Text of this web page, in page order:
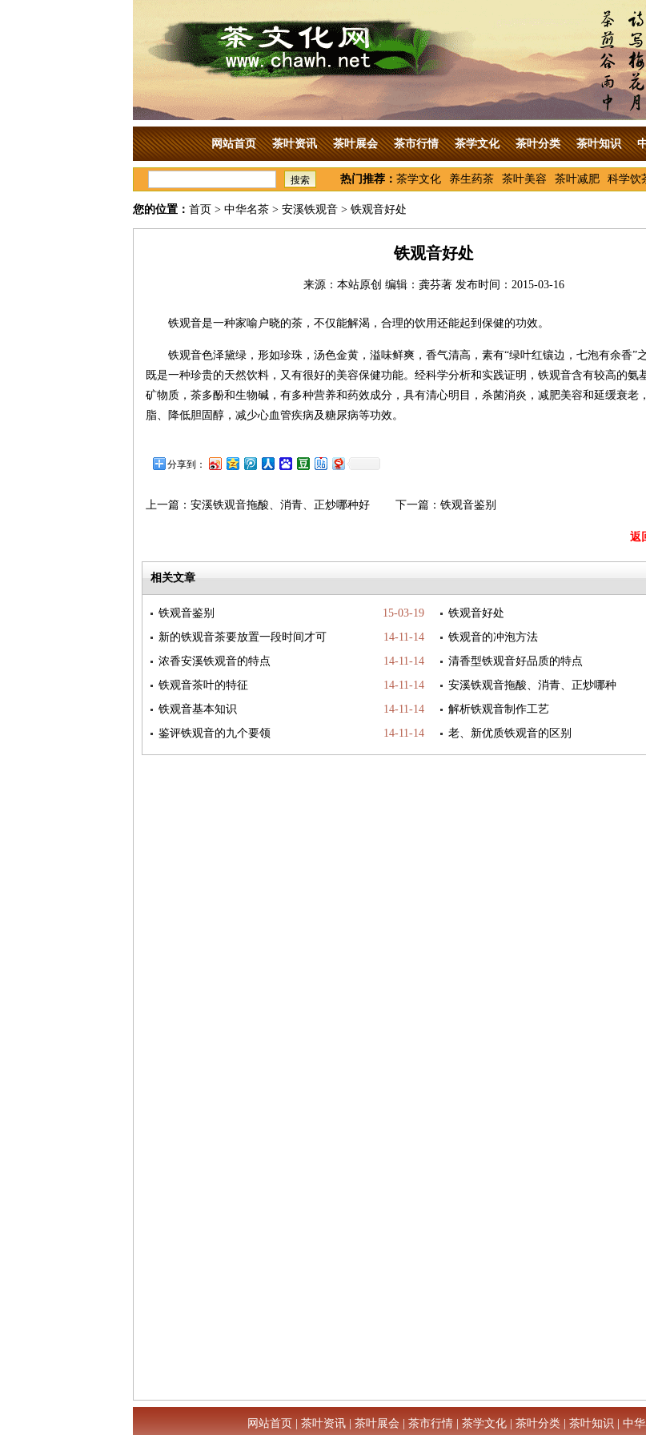
网站首页 茶叶资讯 茶叶展会 茶市行情 茶学文化 茶叶分类 茶叶知识
搜索 热门推荐： 茶学文化 养生药茶 茶叶美容 茶叶减肥 科学饮
您的位置： 首页 > 中华名茶 > 安溪铁观音 > 铁观音好处
铁观音好处
来源：本站原创 编辑：龚芬著 发布时间：2015-03-16
铁观音是一种家喻户晓的茶，不仅能解渴，合理的饮用还能起到保健的功效。
铁观音色泽黛绿，形如珍珠，汤色金黄，溢味鲜爽，香气清高，素有“绿叶红镶边，七泡有余香”
既是一种珍贵的天然饮料，又有很好的美容保健功能。经科学分析和实践证明，铁观音含有较高的氨
矿物质，茶多酚和生物碱，有多种营养和药效成分，具有清心明目，杀菌消炎，减肥美容和延缓衰老
脂、降低胆固醇，减少心血管疾病及糖尿病等功效。
分享到：
上一篇： 安溪铁观音拖酸、消青、正炒哪种好 下一篇： 铁观音鉴别
返
相关文章
15-03-19
铁观音鉴别
铁观音好处
14-11-14
新的铁观音茶要放置一段时间才可
铁观音的冲泡方法
14-11-14
浓香安溪铁观音的特点
清香型铁观音好品质的特点
14-11-14
铁观音茶叶的特征
安溪铁观音拖酸、消青、正炒哪种
14-11-14
铁观音基本知识
解析铁观音制作工艺
14-11-14
鉴评铁观音的九个要领 老、新优质铁观音的区别
网站首页 茶叶资讯 茶叶展会 茶市行情 茶学文化 茶叶分类 茶叶知识 中